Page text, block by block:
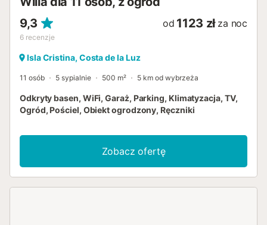
9,3
6 recenzje
od 1123 zł za noc
Isla Cristina, Costa de la Luz
11 osób 5 sypialnie 500 m² 5 km od wybrzeża
Odkryty basen, WiFi, Garaż, Parking, Klimatyzacja, TV,
Ogród, Pościel, Obiekt ogrodzony, Ręczniki
Zobacz ofertę